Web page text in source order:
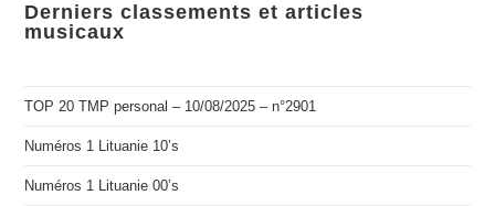
Derniers classements et articles
musicaux
TOP 20 TMP personal – 10/08/2025 – n°2901
Numéros 1 Lituanie 10’s
Numéros 1 Lituanie 00’s